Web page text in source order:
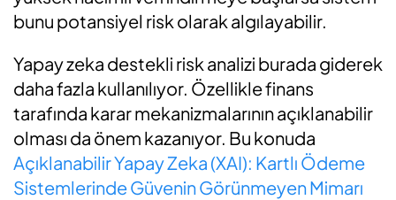
bunu potansiyel risk olarak algılayabilir.
Yapay zeka destekli risk analizi burada giderek
daha fazla kullanılıyor. Özellikle finans
tarafında karar mekanizmalarının açıklanabilir
olması da önem kazanıyor. Bu konuda
Açıklanabilir Yapay Zeka (XAI): Kartlı Ödeme
Sistemlerinde Güvenin Görünmeyen Mimarı